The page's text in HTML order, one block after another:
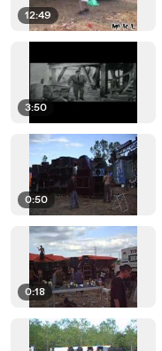
12:49
3:50
0:50
0:18